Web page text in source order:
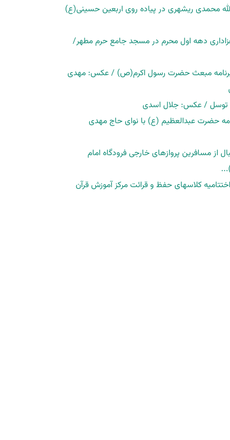
محمدی ریشهری در پیاده روی اربعین حسینی(ع)
دهه اول محرم در مسجد جامع حرم مطهر/
برنامه مبعث حضرت رسول اکرم(ص) / عکس: مهدی
توسل / عکس: جلال اسدی
حضرت عبدالعظیم (ع) با نوای حاج مهدی
از مسافرین پروازهای خارجی فرودگاه امام
کلاسهای حفظ و قرائت مرکز آموزش قرآن